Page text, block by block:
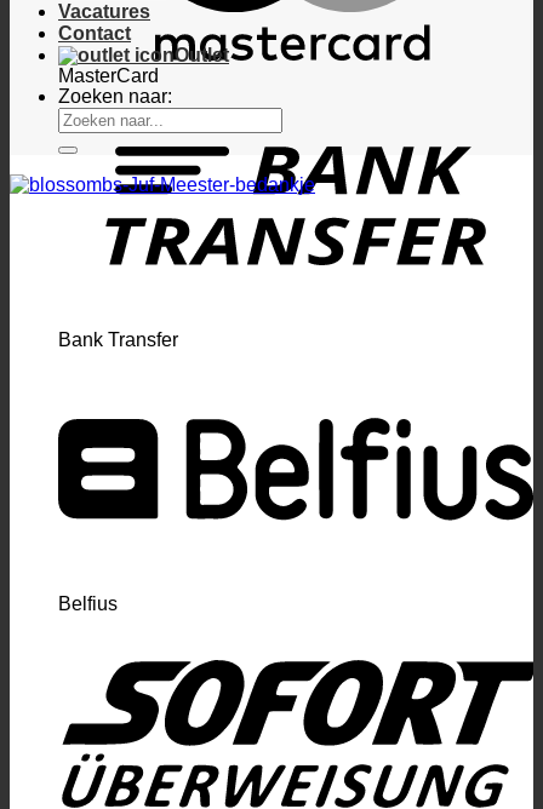
MasterCard
Bank Transfer
Belfius
Vacatures
Contact
Outlet
Zoeken naar: